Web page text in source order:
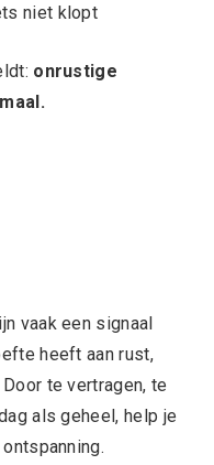
niet klopt
onrustige
vaak een signaal
heeft aan rust,
te vertragen, te
als geheel, help je